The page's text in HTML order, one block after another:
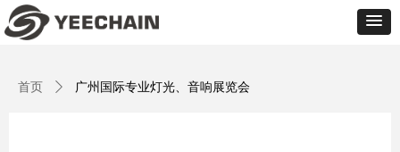
首页 ꄲ 广州国际专业灯光、音响展览会